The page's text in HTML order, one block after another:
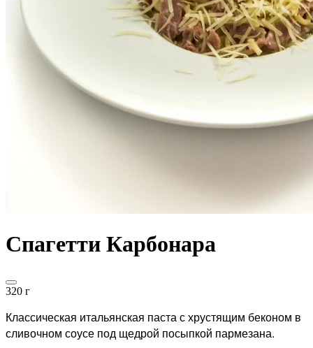
Спагетти Карбонара
320 г
Классическая итальянская паста с хрустящим беконом в
сливочном соусе под щедрой посыпкой пармезана.